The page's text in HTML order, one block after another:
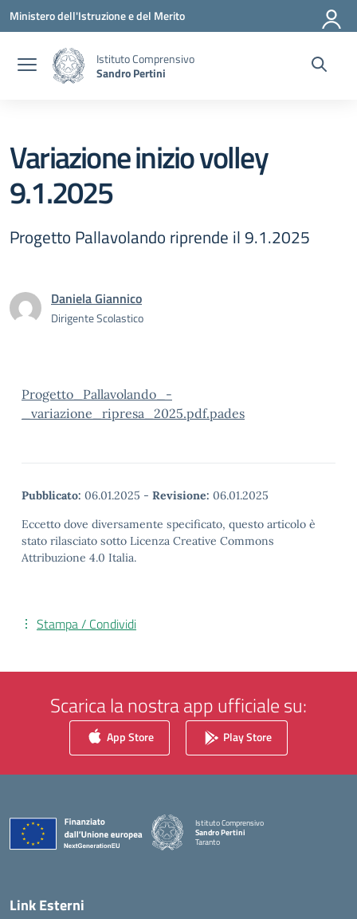
Vai ai contenuti
Vai al menu di navigazione
Vai al footer
Ministero dell'Istruzione e del Merito
Istituto Comprensivo
Sandro Pertini
Variazione inizio volley
9.1.2025
Progetto Pallavolando riprende il 9.1.2025
Daniela Giannico
Dirigente Scolastico
Progetto_Pallavolando_-
_variazione_ripresa_2025.pdf.pades
Pubblicato: 06.01.2025 - Revisione: 06.01.2025
Eccetto dove diversamente specificato, questo articolo è
stato rilasciato sotto Licenza Creative Commons
Attribuzione 4.0 Italia.
Stampa / Condividi
Scarica la nostra app ufficiale su:
App Store Play Store
Istituto Comprensivo
Sandro Pertini
Taranto
Link Esterni